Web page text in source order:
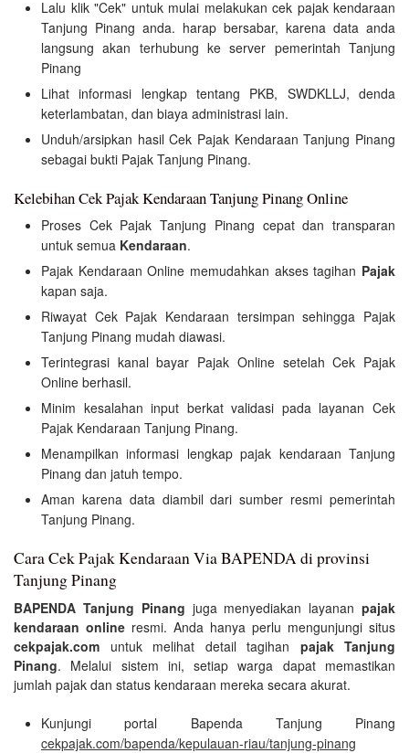
Lalu klik "Cek" untuk mulai melakukan cek pajak kendaraan
Tanjung Pinang anda. harap bersabar, karena data anda
langsung akan terhubung ke server pemerintah Tanjung
Pinang
Lihat informasi lengkap tentang PKB, SWDKLLJ, denda
keterlambatan, dan biaya administrasi lain.
Unduh/arsipkan hasil Cek Pajak Kendaraan Tanjung Pinang
sebagai bukti Pajak Tanjung Pinang.
Kelebihan Cek Pajak Kendaraan Tanjung Pinang Online
Proses Cek Pajak Tanjung Pinang cepat dan transparan
untuk semua Kendaraan.
Pajak Kendaraan Online memudahkan akses tagihan Pajak
kapan saja.
Riwayat Cek Pajak Kendaraan tersimpan sehingga Pajak
Tanjung Pinang mudah diawasi.
Terintegrasi kanal bayar Pajak Online setelah Cek Pajak
Online berhasil.
Minim kesalahan input berkat validasi pada layanan Cek
Pajak Kendaraan Tanjung Pinang.
Menampilkan informasi lengkap pajak kendaraan Tanjung
Pinang dan jatuh tempo.
Aman karena data diambil dari sumber resmi pemerintah
Tanjung Pinang.
Cara Cek Pajak Kendaraan Via BAPENDA di provinsi
Tanjung Pinang
BAPENDA Tanjung Pinang juga menyediakan layananpajak
kendaraan online resmi. Anda hanya perlu mengunjungi situs
cekpajak.com untuk melihat detail tagihan pajak Tanjung
Pinang. Melalui sistem ini, setiap warga dapat memastikan
jumlah pajak dan status kendaraan mereka secara akurat.
Kunjungi portal Bapenda Tanjung Pinang
cekpajak.com/bapenda/kepulauan-riau/tanjung-pinang